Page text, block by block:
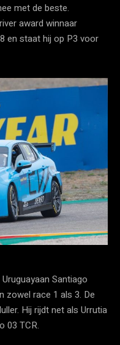
met de beste.
award winnaar
en staat hij op P3 voor
Santiago
zowel race 1 als 3. De
Hij rijdt net als Urrutia
03 TCR.